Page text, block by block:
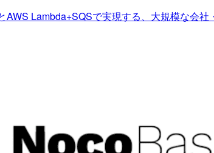
AWS Lambda+SQSで実現する、大規模な会